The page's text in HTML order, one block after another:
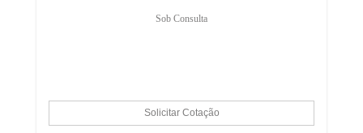
Sob Consulta